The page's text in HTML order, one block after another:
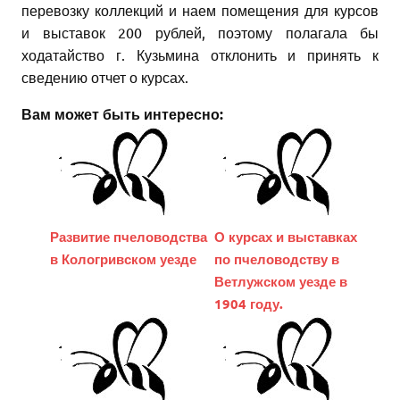
перевозку коллекций и наем помещения для курсов
и выставок 200 рублей, поэтому полагала бы
ходатайство г. Кузьмина отклонить и принять к
сведению отчет о курсах.
Вам может быть интересно:
Развитие пчеловодства
в Кологривском уезде
О курсах и выставках
по пчеловодству в
Ветлужском уезде в
1904 году.